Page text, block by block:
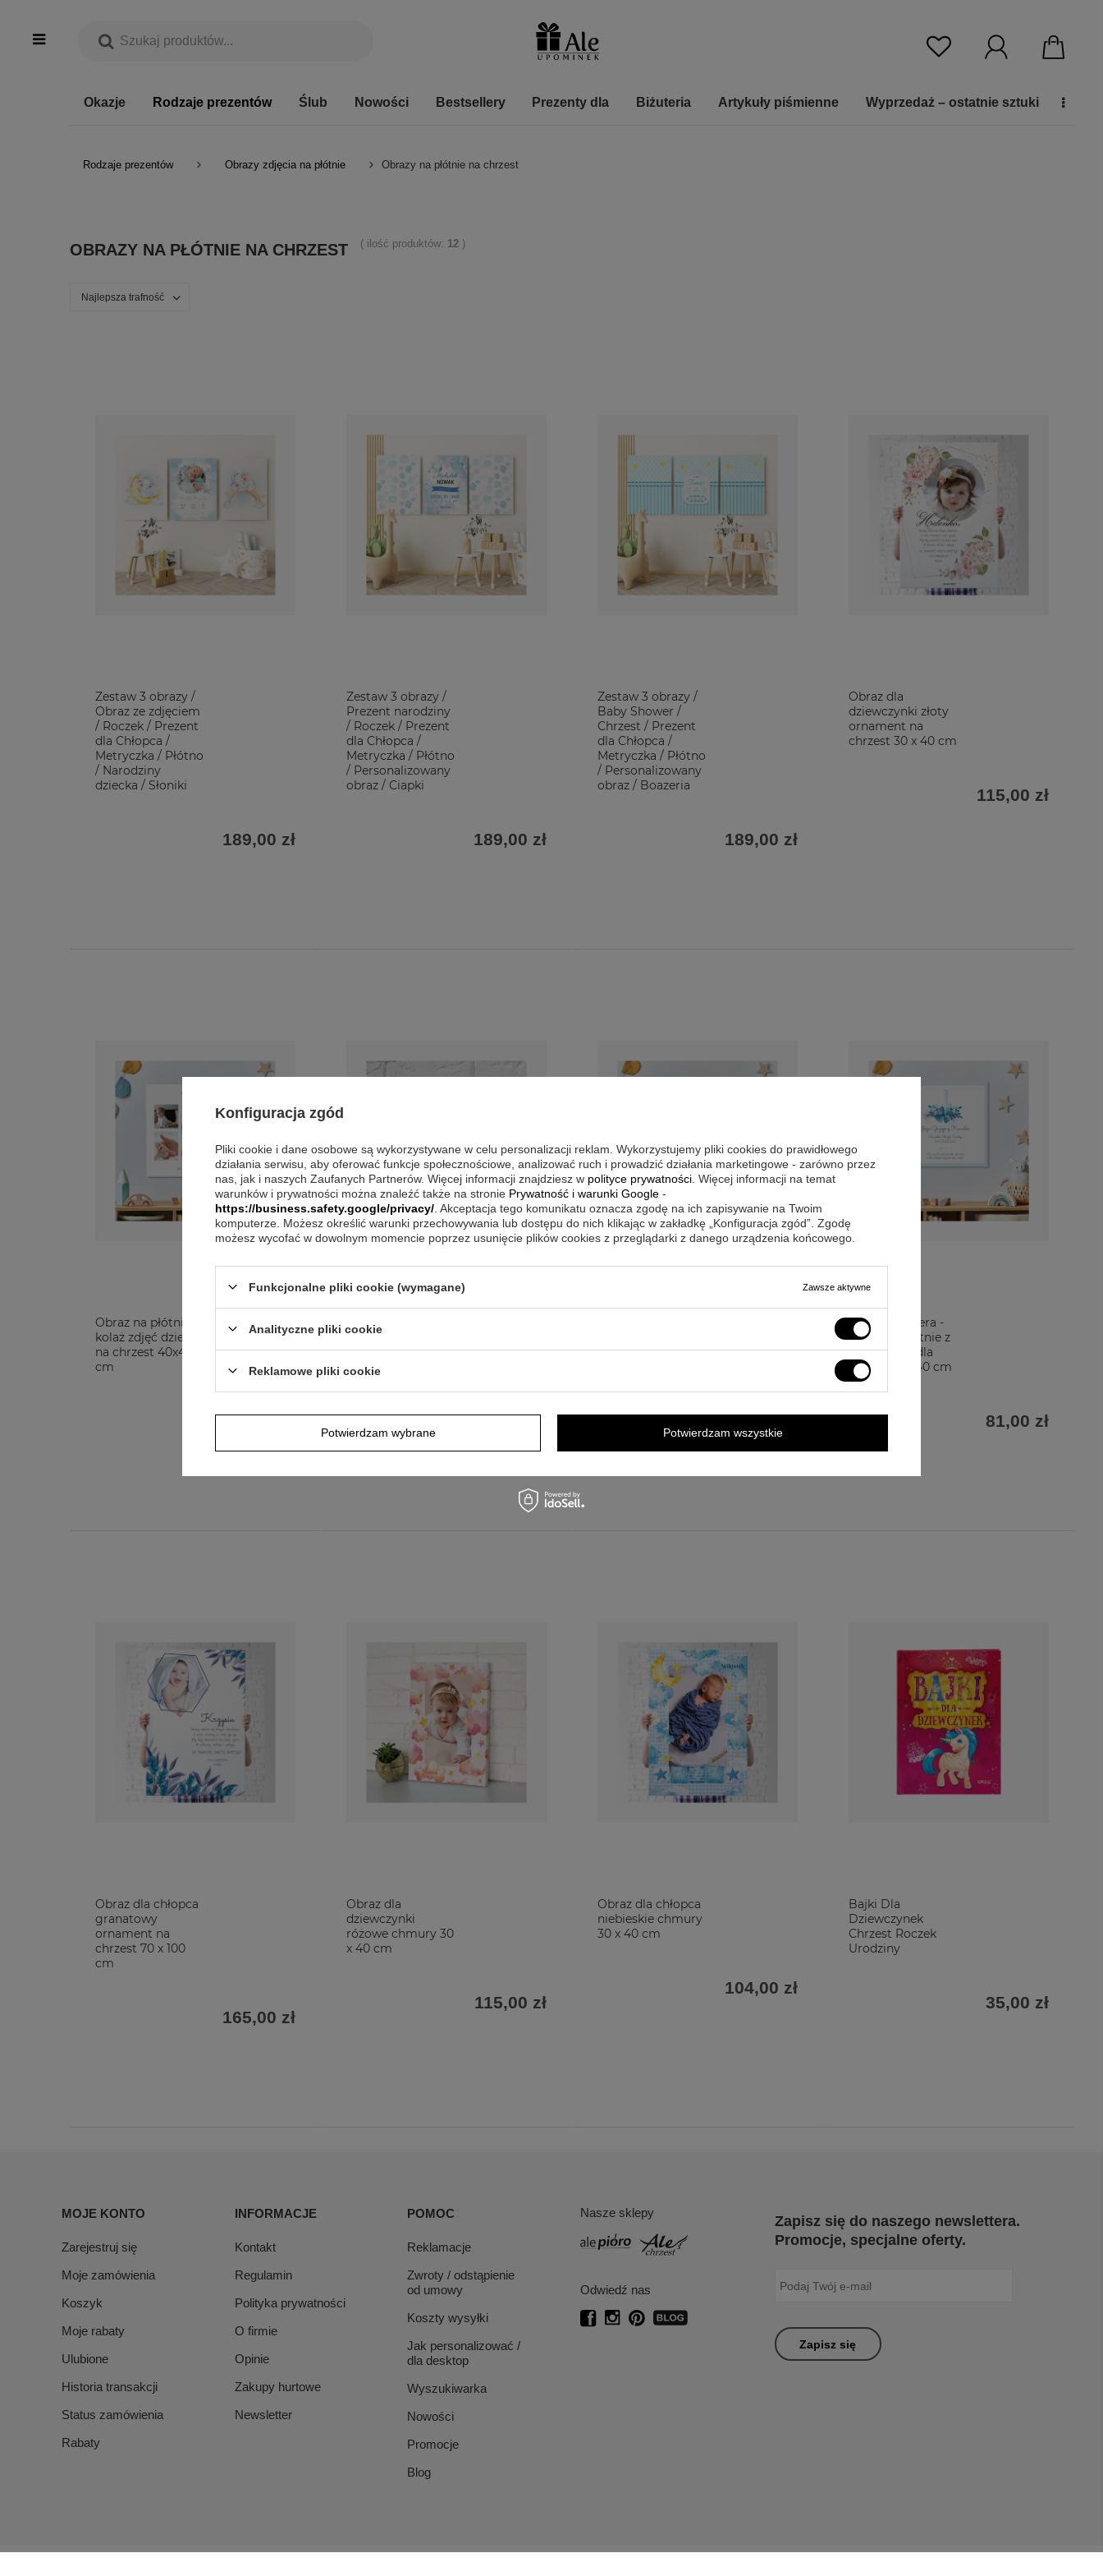
Okazje Rodzaje prezentów Ślub Nowości Bestsellery Prezenty dla Biżuteria Artykuły piśmienne Wyprzedaż – ostatnie sztuki
Rodzaje prezentów Obrazy zdjęcia na płótnie Obrazy na płótnie na chrzest
OBRAZY NA PŁÓTNIE NA CHRZEST ( ilość produktów: 12 )
Najlepsza trafność
Zestaw 3 obrazy /
Obraz ze zdjęciem
/ Roczek / Prezent
dla Chłopca /
Metryczka / Płótno
/ Narodziny
dziecka / Słoniki
189,00 zł
Zestaw 3 obrazy /
Prezent narodziny
/ Roczek / Prezent
dla Chłopca /
Metryczka / Płótno
/ Personalizowany
obraz / Ciapki
189,00 zł
Zestaw 3 obrazy /
Baby Shower /
Chrzest / Prezent
dla Chłopca /
Metryczka / Płótno
/ Personalizowany
obraz / Boazeria
189,00 zł
Obraz dla
dziewczynki złoty
ornament na
chrzest 30 x 40 cm
115,00 zł
Obraz na płótnie
kolaż zdjęć dziecka
na chrzest 40x40
cm
108,00 zł
Fotoobraz
kwiatowy obraz na
chrzest dla dziecka
40x40 cm
82,00 zł
życzeniami dla
103,00 zł
Niebieska litera -
obraz na płótnie z
życzeniami dla
dziecka 40x40 cm
81,00 zł
Obraz dla chłopca
granatowy
ornament na
chrzest 70 x 100
cm
165,00 zł
Obraz dla
dziewczynki
różowe chmury 30
x 40 cm
115,00 zł
Obraz dla chłopca
niebieskie chmury
30 x 40 cm
104,00 zł
Bajki Dla
Dziewczynek
Chrzest Roczek
Urodziny
35,00 zł
MOJE KONTO
Zarejestruj się
Moje zamówienia
Koszyk
Moje rabaty
Ulubione
Historia transakcji
Status zamówienia
Rabaty
INFORMACJE
Kontakt
Regulamin
Polityka prywatności
O firmie
Opinie
Zakupy hurtowe
Newsletter
POMOC
Reklamacje
Zwroty / odstąpienie
od umowy
Koszty wysyłki
Jak personalizować /
dla desktop
Wyszukiwarka
Nowości
Promocje
Blog
Nasze sklepy
Odwiedź nas
Zapisz się do naszego newslettera.
Promocje, specjalne oferty.
Zapisz się
Konfiguracja zgód
Pliki cookie i dane osobowe są wykorzystywane w celu personalizacji reklam. Wykorzystujemy pliki cookies do prawidłowego
działania serwisu, aby oferować funkcje społecznościowe, analizować ruch i prowadzić działania marketingowe - zarówno przez
nas, jak i naszych Zaufanych Partnerów. Więcej informacji znajdziesz w polityce prywatności . Więcej informacji na temat
warunków i prywatności można znaleźć także na stronie Prywatność i warunki Google -
https://business.safety.google/privacy/ . Akceptacja tego komunikatu oznacza zgodę na ich zapisywanie na Twoim
komputerze. Możesz określić warunki przechowywania lub dostępu do nich klikając w zakładkę „Konfiguracja zgód”. Zgodę
możesz wycofać w dowolnym momencie poprzez usunięcie plików cookies z przeglądarki z danego urządzenia końcowego.
Funkcjonalne pliki cookie (wymagane) Zawsze aktywne
Analityczne pliki cookie
Reklamowe pliki cookie
Potwierdzam wybrane Potwierdzam wszystkie